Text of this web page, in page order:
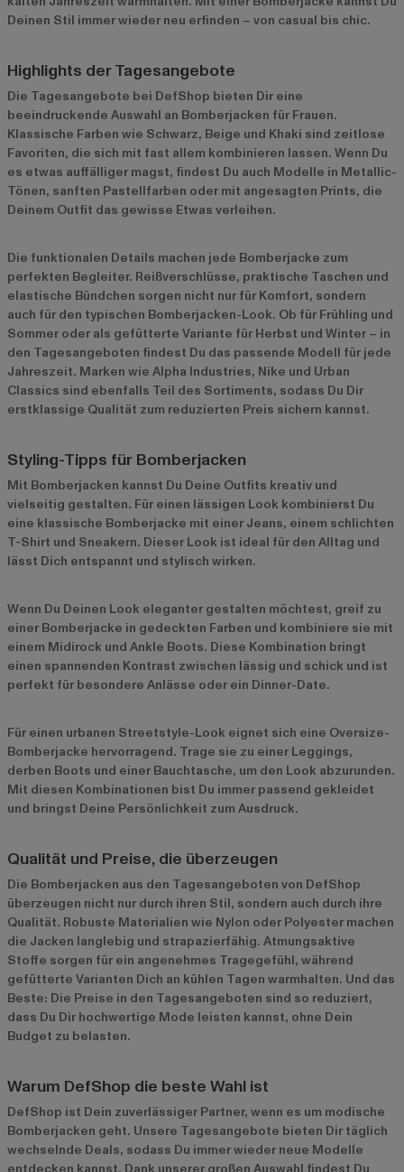
Deinen Stil immer wieder neu erfinden – von casual bis chic.
Highlights der Tagesangebote
Die Tagesangebote bei DefShop bieten Dir eine
beeindruckende Auswahl an Bomberjacken für Frauen.
Klassische Farben wie Schwarz, Beige und Khaki sind zeitlose
Favoriten, die sich mit fast allem kombinieren lassen. Wenn Du
es etwas auffälliger magst, findest Du auch Modelle in Metallic-
Tönen, sanften Pastellfarben oder mit angesagten Prints, die
Deinem Outfit das gewisse Etwas verleihen.
Die funktionalen Details machen jede Bomberjacke zum
perfekten Begleiter. Reißverschlüsse, praktische Taschen und
elastische Bündchen sorgen nicht nur für Komfort, sondern
auch für den typischen Bomberjacken-Look. Ob für Frühling und
Sommer oder als gefütterte Variante für Herbst und Winter – in
den Tagesangeboten findest Du das passende Modell für jede
Jahreszeit. Marken wie Alpha Industries, Nike und Urban
Classics sind ebenfalls Teil des Sortiments, sodass Du Dir
erstklassige Qualität zum reduzierten Preis sichern kannst.
Styling-Tipps für Bomberjacken
Mit Bomberjacken kannst Du Deine Outfits kreativ und
vielseitig gestalten. Für einen lässigen Look kombinierst Du
eine klassische Bomberjacke mit einer Jeans, einem schlichten
T-Shirt und Sneakern. Dieser Look ist ideal für den Alltag und
lässt Dich entspannt und stylisch wirken.
Wenn Du Deinen Look eleganter gestalten möchtest, greif zu
einer Bomberjacke in gedeckten Farben und kombiniere sie mit
einem Midirock und Ankle Boots. Diese Kombination bringt
einen spannenden Kontrast zwischen lässig und schick und ist
perfekt für besondere Anlässe oder ein Dinner-Date.
Für einen urbanen Streetstyle-Look eignet sich eine Oversize-
Bomberjacke hervorragend. Trage sie zu einer Leggings,
derben Boots und einer Bauchtasche, um den Look abzurunden.
Mit diesen Kombinationen bist Du immer passend gekleidet
und bringst Deine Persönlichkeit zum Ausdruck.
Qualität und Preise, die überzeugen
Die Bomberjacken aus den Tagesangeboten von DefShop
überzeugen nicht nur durch ihren Stil, sondern auch durch ihre
Qualität. Robuste Materialien wie Nylon oder Polyester machen
die Jacken langlebig und strapazierfähig. Atmungsaktive
Stoffe sorgen für ein angenehmes Tragegefühl, während
gefütterte Varianten Dich an kühlen Tagen warmhalten. Und das
Beste: Die Preise in den Tagesangeboten sind so reduziert,
dass Du Dir hochwertige Mode leisten kannst, ohne Dein
Budget zu belasten.
Warum DefShop die beste Wahl ist
DefShop ist Dein zuverlässiger Partner, wenn es um modische
Bomberjacken geht. Unsere Tagesangebote bieten Dir täglich
wechselnde Deals, sodass Du immer wieder neue Modelle
entdecken kannst. Dank unserer großen Auswahl findest Du